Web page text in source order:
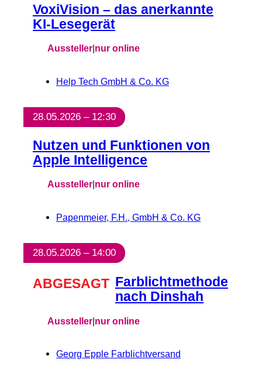
VoxiVision – das anerkannte
KI-Lesegerät
Aussteller|nur online
Help Tech GmbH & Co. KG
28.05.2026 – 12:30
Nutzen und Funktionen von
Apple Intelligence
Aussteller|nur online
Papenmeier, F.H., GmbH & Co. KG
28.05.2026 – 14:00
ABGESAGT Farblichtmethode
nach Dinshah
Aussteller|nur online
Georg Epple Farblichtversand